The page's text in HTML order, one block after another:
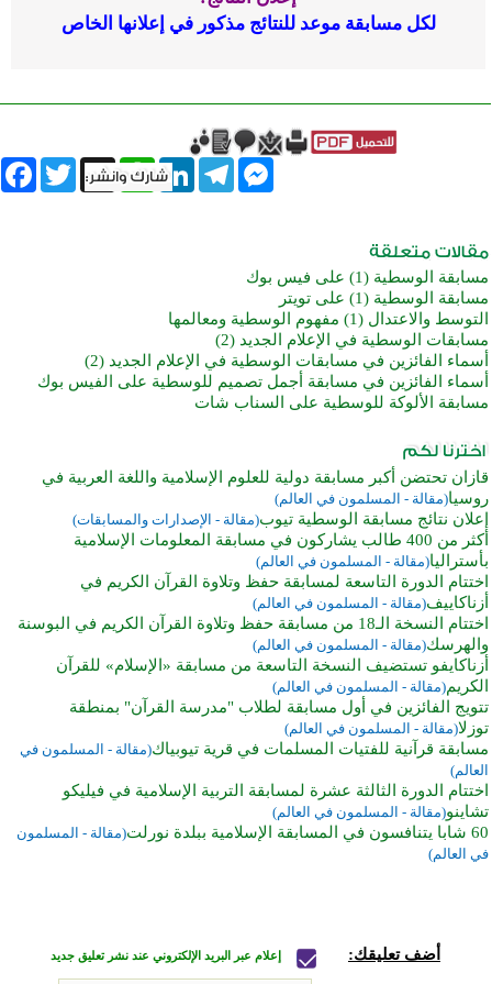
لكل مسابقة موعد للنتائج مذكور في إعلانها الخاص
Twitter X
WhatsAppLinkedInTelegram
Messenger
مسابقة الوسطية (1) على فيس بوك
مسابقة الوسطية (1) على تويتر
التوسط والاعتدال (1) مفهوم الوسطية ومعالمها
مسابقات الوسطية في الإعلام الجديد (2)
أسماء الفائزين في مسابقات الوسطية في الإعلام الجديد (2)
أسماء الفائزين في مسابقة أجمل تصميم للوسطية على الفيس بوك
مسابقة الألوكة للوسطية على السناب شات
قازان تحتضن أكبر مسابقة دولية للعلوم الإسلامية واللغة العربية في
روسيا(مقالة - المسلمون في العالم)
إعلان نتائج مسابقة الوسطية تيوب(مقالة - الإصدارات والمسابقات)
أكثر من 400 طالب يشاركون في مسابقة المعلومات الإسلامية
بأستراليا(مقالة - المسلمون في العالم)
اختتام الدورة التاسعة لمسابقة حفظ وتلاوة القرآن الكريم في
أزناكاييف(مقالة - المسلمون في العالم)
اختتام النسخة الـ18 من مسابقة حفظ وتلاوة القرآن الكريم في البوسنة
والهرسك(مقالة - المسلمون في العالم)
أزناكايفو تستضيف النسخة التاسعة من مسابقة «الإسلام» للقرآن
الكريم(مقالة - المسلمون في العالم)
تتويج الفائزين في أول مسابقة لطلاب "مدرسة القرآن" بمنطقة
توزلا(مقالة - المسلمون في العالم)
مسابقة قرآنية للفتيات المسلمات في قرية تيوبياك(مقالة - المسلمون في
العالم)
اختتام الدورة الثالثة عشرة لمسابقة التربية الإسلامية في فيليكو
تشاينو(مقالة - المسلمون في العالم)
60 شابا يتنافسون في المسابقة الإسلامية ببلدة نورلت
(مقالة - المسلمون
في العالم)
أضف تعليقك: إعلام عبر البريد الإلكتروني عند نشر تعليق جديد